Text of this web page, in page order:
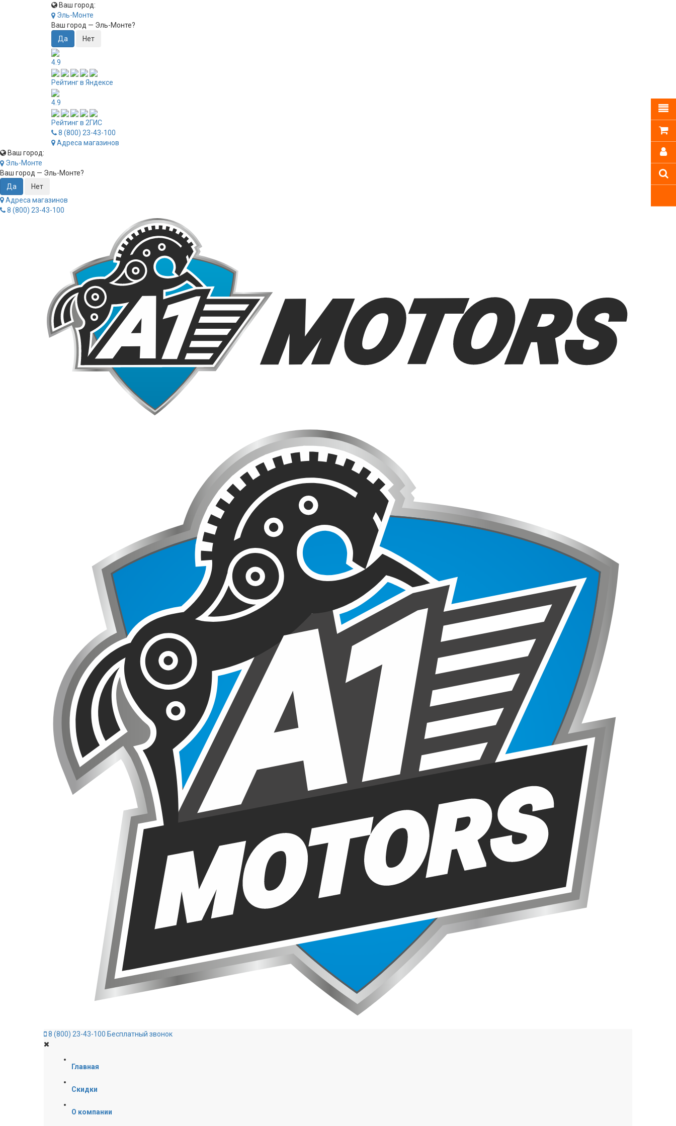
Ваш город:
Эль-Монте
Ваш город — Эль-Монте?
4.9
Рейтинг в Яндексе
4.9
Рейтинг в 2ГИС
8 (800) 23-43-100
Адреса магазинов
Ваш город:
Эль-Монте
Ваш город — Эль-Монте?
Адреса магазинов
8 (800) 23-43-100
8 (800) 23-43-100 Бесплатный звонок
Главная
Скидки
О компании
ЗАЩИТА БАМПЕРА
ЗАЩИТА ВЫПУСКНОГО КОЛЛЕКТОРА
ЗАЩИТА ГОРЛОВИНЫ ТОПЛИВНОГО БАКА
ЗАЩИТА КПП
ЗАЩИТА РАДИАТОРА
ЗВУКОВОЙ ЗУММЕР
ЗЕРКАЛО ДВЕРИ БАГАЖНИКА
ЗЕРКАЛО ЗАДНЕГО ВИДА САЛОННОЕ
ИНДИКАТОР
КАМЕРА ПЕРЕДНЕГО ВИДА
КАРБЮРАТОР
КАРМАН БЕСКЛЮЧЕВОГО БРЕЛКА
КАТАЛИЗАТОР
КАТАФОТ НА КРЫЛО
КЛАПАН VVT-I
КЛАПАН АКПП
КЛАПАН ГИДРОПОДВЕСКИ
КЛАПАН ПНЕВМОПОДВЕСКИ
КЛАПАН ТОПЛИВНЫЙ
КЛАПАН УПРАВЛЕНИЯ ТУРБИНОЙ
КЛЕММА АККУМУЛЯТОРА
КЛЮЧ ЗАЖИГАНИЯ
КНОПКА ВКЛЮЧЕНИЯ КАМЕРЫ
КНОПКА ВКЛЮЧЕНИЯ ПОЛНОГО ПРИВОДА
КНОПКА ИОНИЗАЦИИ ВОЗДУХА
КНОПКА КОНДИЦИОНЕРА
КНОПКА КУРСОВОЙ УСТОЙЧИВОСТИ
КНОПКА ОБОГРЕВА ЛОБОВОГО СТЕКЛА
КНОПКА ОМЫВАТЕЛЯ ФАР
КНОПКА ОСВЕЩЕНИЯ ПАНЕЛИ ПРИБОРОВ
КНОПКА ОТКРЫВАНИЯ БЕНЗОБАКА